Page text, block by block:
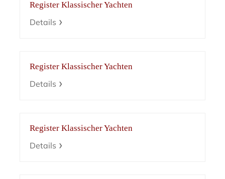
Register Klassischer Yachten
Details
Register Klassischer Yachten
Details
Register Klassischer Yachten
Details